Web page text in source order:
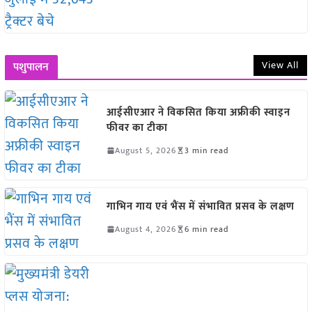
पशुपालन View All
आईसीएआर ने विकसित किया अफ्रीकी स्वाइन
फीवर का टीका
August 5, 2026 3 min read
गाभिन गाय एवं भैंस में संभावित प्रसव के लक्षण
August 4, 2026 6 min read